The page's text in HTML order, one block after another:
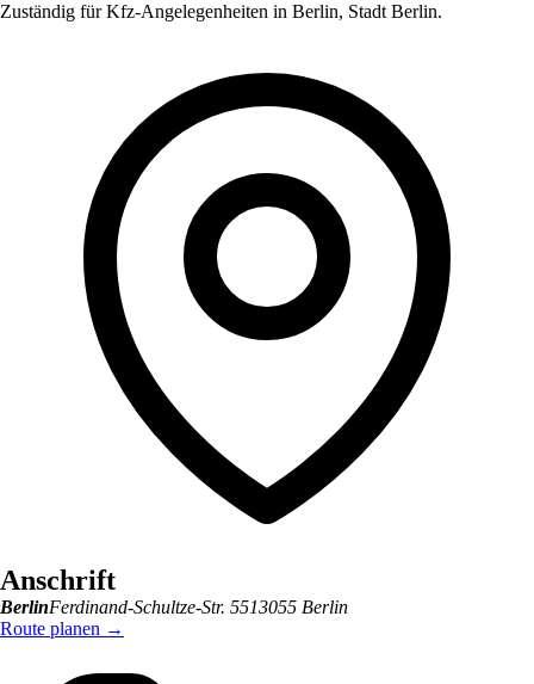
Zuständig für Kfz-Angelegenheiten in Berlin, Stadt Berlin.
Anschrift
BerlinFerdinand-Schultze-Str. 5513055 Berlin
Route planen →